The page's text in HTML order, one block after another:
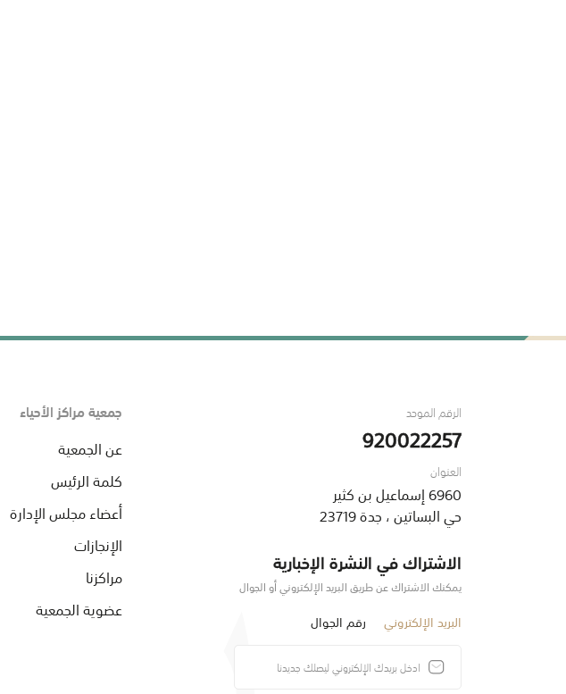
الرقم الموحد
920022257
العنوان
6960 إسماعيل بن كثير
حي البساتين ، جدة 23719
الاشتراك في النشرة الإخبارية
يمكنك الاشتراك عن طريق البريد الإلكتروني أو الجوال
البريد الإلكتروني رقم الجوال
جمعية مراكز الأحياء
عن الجمعية
كلمة الرئيس
أعضاء مجلس الإدارة
الإنجازات
مراكزنا
عضوية الجمعية